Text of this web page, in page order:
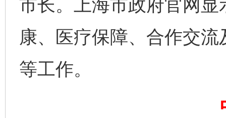
市长。上海市政府官网
康、医疗保障、合作交
等工作。